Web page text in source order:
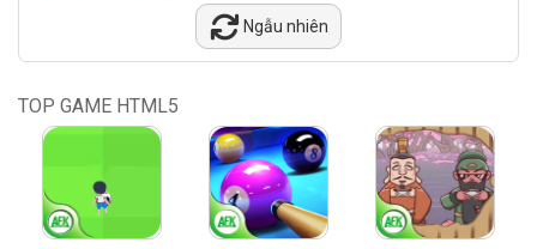
Ngẫu nhiên
TOP GAME HTML5